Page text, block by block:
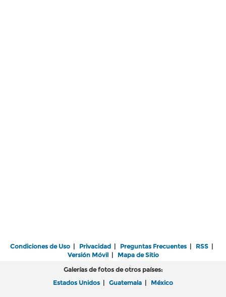
Condiciones de Uso | Privacidad | Preguntas Frecuentes | RSS |
Versión Móvil| Mapa de Sitio
Galerías de fotos de otros países:
Estados Unidos | Guatemala | México